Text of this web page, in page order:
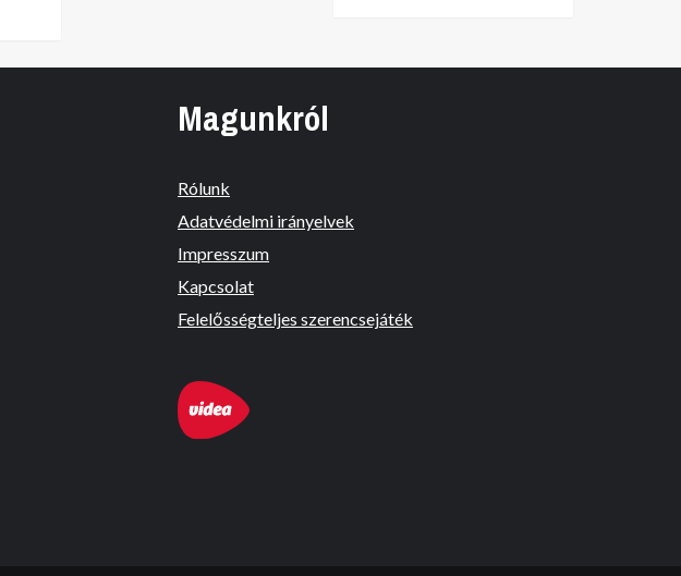
Magunkról
Rólunk
Adatvédelmi irányelvek
Impresszum
Kapcsolat
Felelősségteljes szerencsejáték